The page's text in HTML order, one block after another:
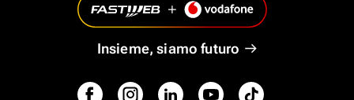
Insieme, siamo futuro